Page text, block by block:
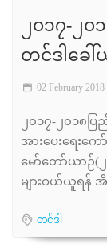
၂၀၁၇-၂
တင်ဒါခေါ်
02 February 2018
၂၀၁၇-၂၀၁၈ပ
အားပေးရေးကေ
မော်တော်ယာ
များဝယ်ယူရန်
တင်ဒါ